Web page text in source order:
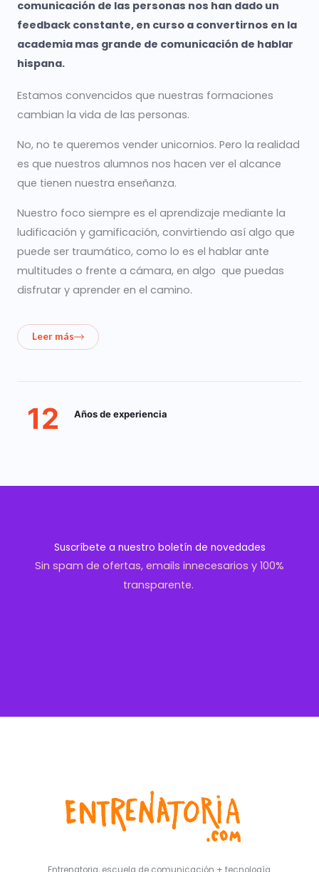
comunicación de las personas nos han dado un
feedback constante, en curso a convertirnos en la
academia mas grande de comunicación de hablar
hispana.
Estamos convencidos que nuestras formaciones
cambian la vida de las personas.
No, no te queremos vender unicornios. Pero la realidad
es que nuestros alumnos nos hacen ver el alcance
que tienen nuestra enseñanza.
Nuestro foco siempre es el aprendizaje mediante la
ludificación y gamificación, convirtiendo así algo que
puede ser traumático, como lo es el hablar ante
multitudes o frente a cámara, en algo que puedas
disfrutar y aprender en el camino.
Leer más
12 Años de experiencia
Suscríbete a nuestro boletín de novedades
Sin spam de ofertas, emails innecesarios y 100%
transparente.